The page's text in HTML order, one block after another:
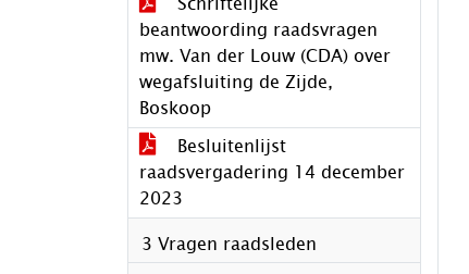
beantwoording raadsvragen
mw. Van der Louw (CDA) over
wegafsluiting de Zijde,
Boskoop
Besluitenlijst
raadsvergadering 14 december
2023
3 Vragen raadsleden